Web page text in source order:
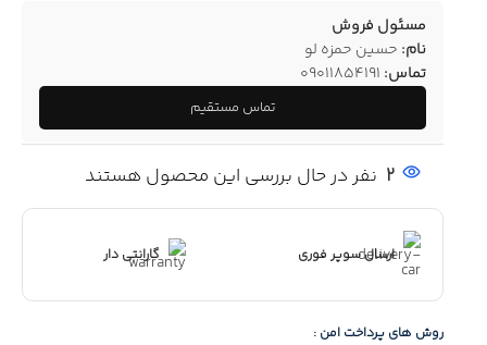
مسئول فروش
نام: حسین حمزه لو
تماس: 09011854191
تماس مستقیم
2 نفر در حال بررسی این محصول هستند
ارسال سوپر فوری گارانتی دار
روش های پرداخت امن :